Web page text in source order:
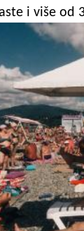
i više od